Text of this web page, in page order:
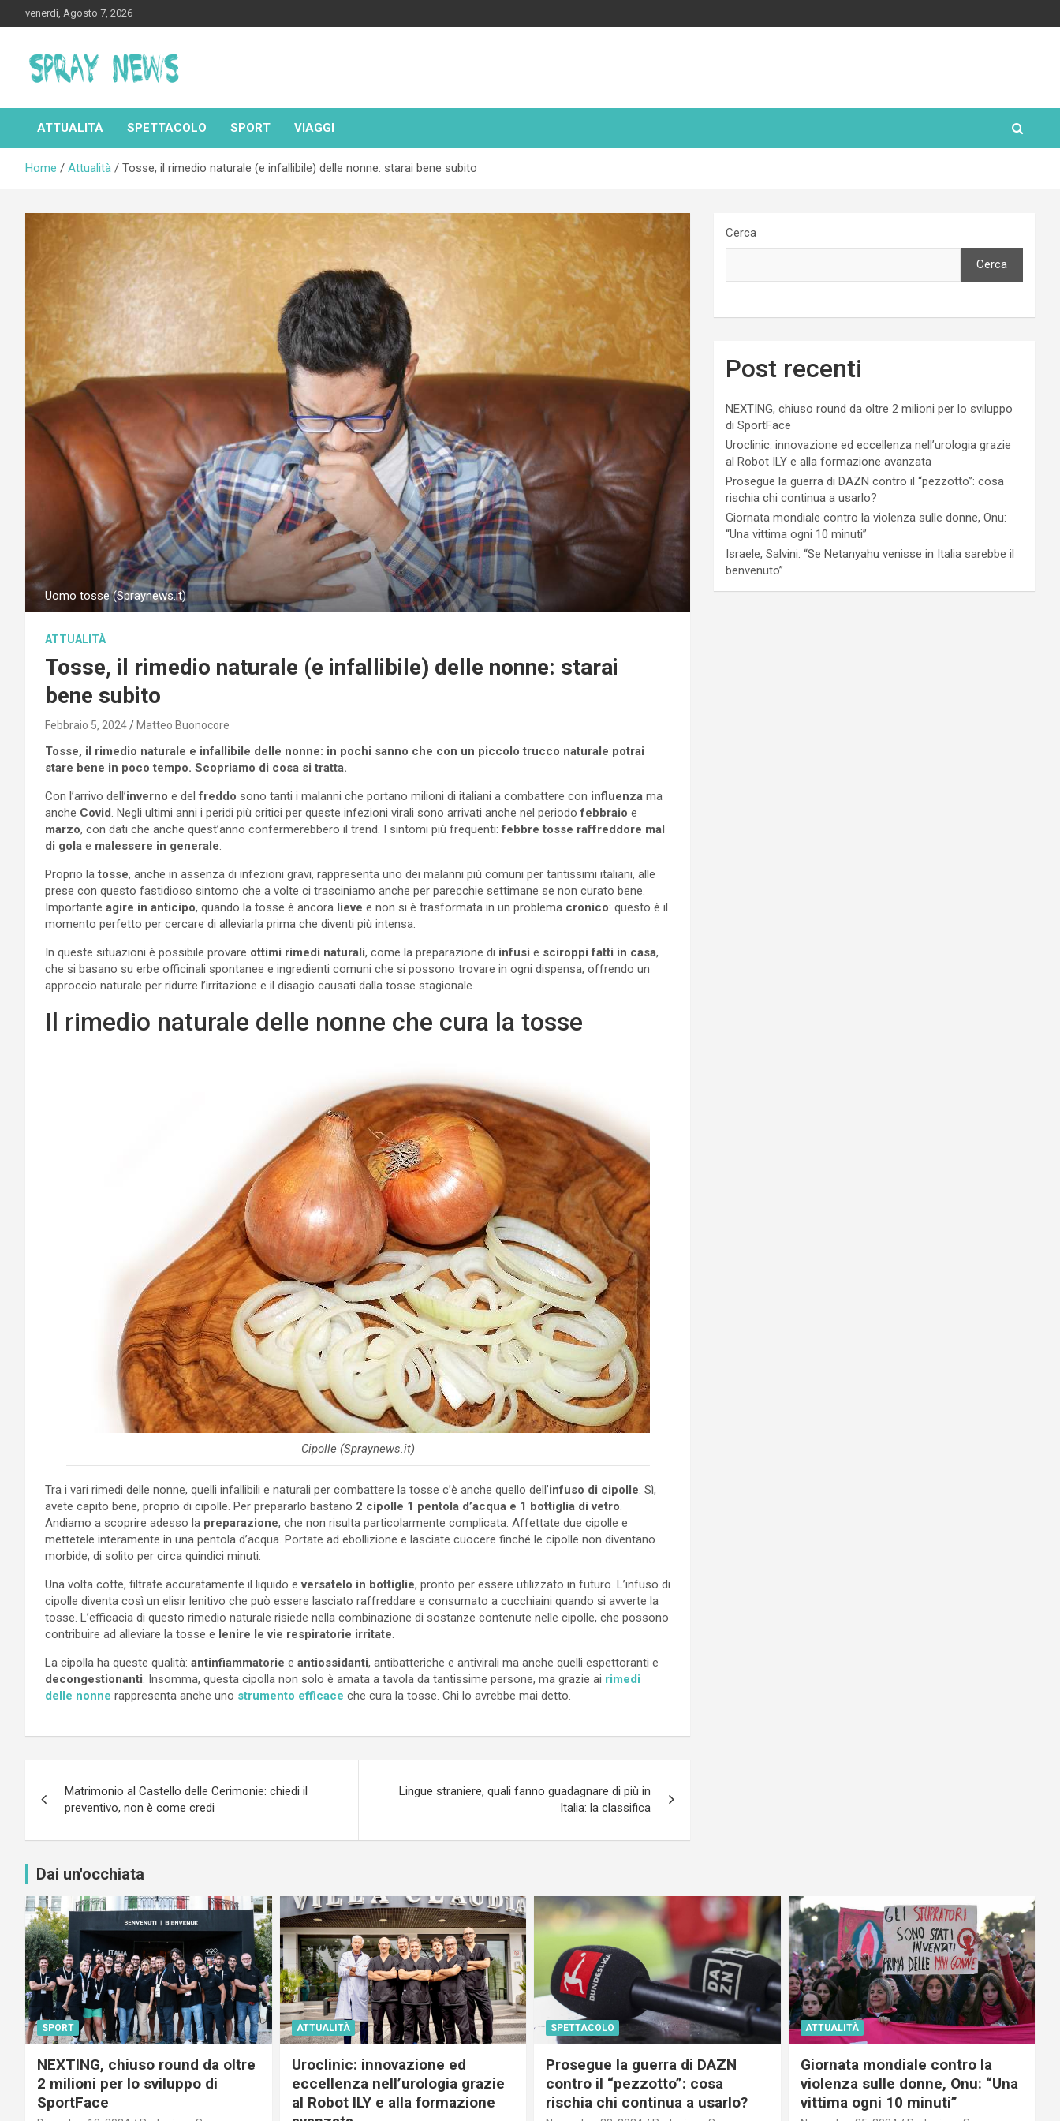
to
venerdì, Agosto 7, 2026
Spraynews.it
ATTUALITÀ SPETTACOLO SPORT VIAGGI
Home Attualità Tosse, il rimedio naturale (e infallibile) delle nonne: starai bene subito
Uomo tosse (Spraynews.it)
ATTUALITÀ
Tosse, il rimedio naturale (e infallibile) delle nonne: starai
bene subito
Febbraio 5, 2024 Matteo Buonocore
Tosse, il rimedio naturale e infallibile delle nonne: in pochi sanno che con un piccolo trucco naturale potrai
stare bene in poco tempo. Scopriamo di cosa si tratta.
Con l’arrivo dell’inverno e delfreddo sono tanti i malanni che portano milioni di italiani a combattere con influenza ma
anche Covid . Negli ultimi anni i peridi più critici per queste infezioni virali sono arrivati anche nel periodofebbraio e
marzo, con dati che anche quest’anno confermerebbero il trend. I sintomi più frequenti:febbre tosse raffreddore mal
di gola e malessere in generale
Proprio latosse, anche in assenza di infezioni gravi, rappresenta uno dei malanni più comuni per tantissimi italiani, alle
prese con questo fastidioso sintomo che a volte ci trasciniamo anche per parecchie settimane se non curato bene.
Importante agire in anticipo, quando la tosse è ancora lieve e non si è trasformata in un problema cronico: questo è il
momento perfetto per cercare di alleviarla prima che diventi più intensa.
In queste situazioni è possibile provare ottimi rimedi naturali, come la preparazione di infusi e sciroppi fatti in casa,
che si basano su erbe officinali spontanee e ingredienti comuni che si possono trovare in ogni dispensa, offrendo un
approccio naturale per ridurre l’irritazione e il disagio causati dalla tosse stagionale.
Il rimedio naturale delle nonne che cura la tosse
Cipolle (Spraynews.it)
Tra i vari rimedi delle nonne, quelli infallibili e naturali per combattere la tosse c’è anche quello dell’infuso di cipolle . Sì,
avete capito bene, proprio di cipolle. Per prepararlo bastano 2 cipolle 1 pentola d’acqua e 1 bottiglia di vetro
Andiamo a scoprire adesso la preparazione, che non risulta particolarmente complicata. Affettate due cipolle e
mettetele interamente in una pentola d’acqua. Portate ad ebollizione e lasciate cuocere finché le cipolle non diventano
morbide, di solito per circa quindici minuti.
Una volta cotte, filtrate accuratamente il liquido eversatelo in bottiglie, pronto per essere utilizzato in futuro. L’infuso di
cipolle diventa così un elisir lenitivo che può essere lasciato raffreddare e consumato a cucchiaini quando si avverte la
tosse. L’efficacia di questo rimedio naturale risiede nella combinazione di sostanze contenute nelle cipolle, che possono
contribuire ad alleviare la tosse e lenire le vie respiratorie irritate
La cipolla ha queste qualità: antinfiammatorie e antiossidanti, antibatteriche e antivirali ma anche quelli espettoranti e
decongestionanti . Insomma, questa cipolla non solo è amata a tavola da tantissime persone, ma grazie ai rimedi
delle nonne rappresenta anche uno strumento efficace che cura la tosse. Chi lo avrebbe mai detto.
articoli
Matrimonio al Castello delle Cerimonie: chiedi il
preventivo, non è come credi
Lingue straniere, quali fanno guadagnare di più in
Italia: la classifica
Cerca
Cerca
Post recenti
NEXTING, chiuso round da oltre 2 milioni per lo sviluppo
di SportFace
Uroclinic: innovazione ed eccellenza nell’urologia grazie
al Robot ILY e alla formazione avanzata
Prosegue la guerra di DAZN contro il “pezzotto”: cosa
rischia chi continua a usarlo?
Giornata mondiale contro la violenza sulle donne, Onu:
“Una vittima ogni 10 minuti”
Israele, Salvini: “Se Netanyahu venisse in Italia sarebbe il
benvenuto”
Dai un'occhiata
SPORT
NEXTING, chiuso round da oltre
2 milioni per lo sviluppo di
SportFace
ATTUALITÀ
Uroclinic: innovazione ed
eccellenza nell’urologia grazie
al Robot ILY e alla formazione
SPETTACOLO
Prosegue la guerra di DAZN
contro il “pezzotto”: cosa
rischia chi continua a usarlo?
ATTUALITÀ
Giornata mondiale contro la
violenza sulle donne, Onu: “Una
vittima ogni 10 minuti”